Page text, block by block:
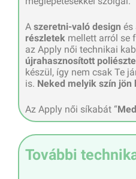
A szeretni-való design és
részletek mellett arról se
az Apply női technikai
újrahasznosított
készül, így nem csak Te
is. Neked melyik szín jön
Az Apply női síkabát “
További